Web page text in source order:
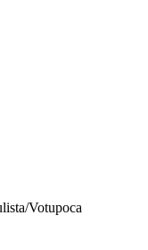
Votupoca